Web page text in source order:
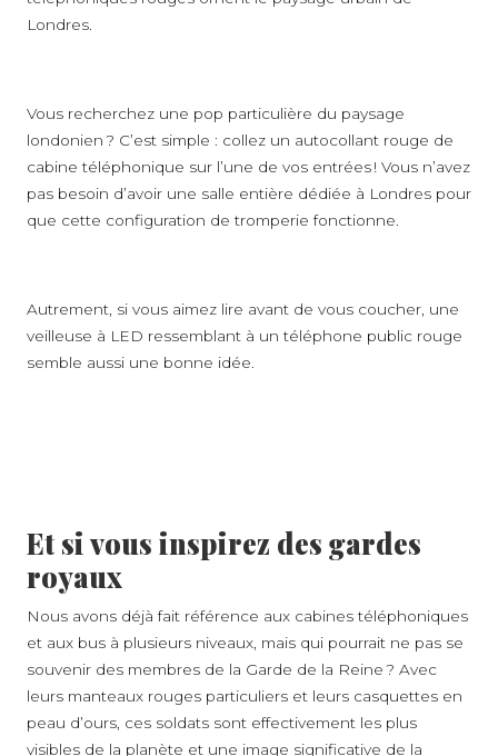
Londres.
Vous recherchez une pop particulière du paysage
londonien ? C’est simple : collez un autocollant rouge de
cabine téléphonique sur l’une de vos entrées ! Vous n’avez
pas besoin d’avoir une salle entière dédiée à Londres pour
que cette configuration de tromperie fonctionne.
Autrement, si vous aimez lire avant de vous coucher, une
veilleuse à LED ressemblant à un téléphone public rouge
semble aussi une bonne idée.
Et si vous inspirez des gardes
royaux
Nous avons déjà fait référence aux cabines téléphoniques
et aux bus à plusieurs niveaux, mais qui pourrait ne pas se
souvenir des membres de la Garde de la Reine ? Avec
leurs manteaux rouges particuliers et leurs casquettes en
peau d’ours, ces soldats sont effectivement les plus
visibles de la planète et une image significative de la